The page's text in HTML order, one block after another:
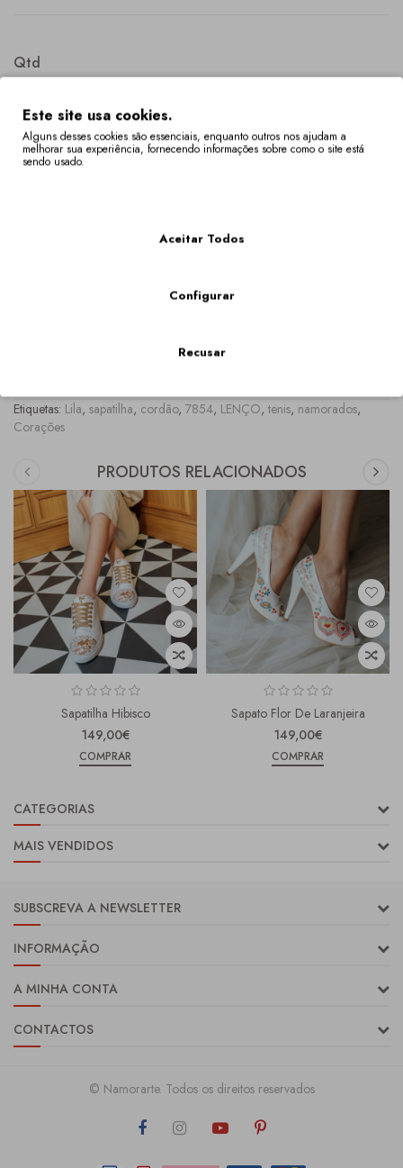
Qtd
COMPRAR
Poderá verificar a disponibilidade do seu tamanho em "VER O CARRINHO DE
Etiquetas: Lila, sapatilha, cordão, 7854, LENÇO, tenis, namorados,
Corações
PRODUTOS RELACIONADOS
Sapatilha Hibisco
149,00€
COMPRAR
Sapato Flor De Laranjeira
149,00€
COMPRAR
CATEGORIAS
MAIS VENDIDOS
SUBSCREVA A NEWSLETTER
INFORMAÇÃO
A MINHA CONTA
CONTACTOS
© Namorarte. Todos os direitos reservados
Este site usa cookies.
Alguns desses cookies são essenciais, enquanto outros nos ajudam a
melhorar sua experiência, fornecendo informações sobre como o site está
sendo usado.
Aceitar Todos
Configurar
Recusar